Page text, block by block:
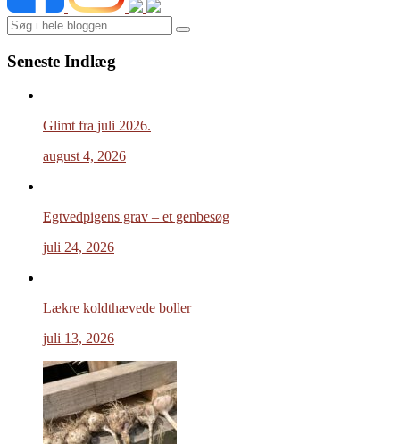
Search
Seneste Indlæg
Glimt fra juli 2026.
august 4, 2026
Egtvedpigens grav – et genbesøg
juli 24, 2026
Lækre koldthævede boller
juli 13, 2026